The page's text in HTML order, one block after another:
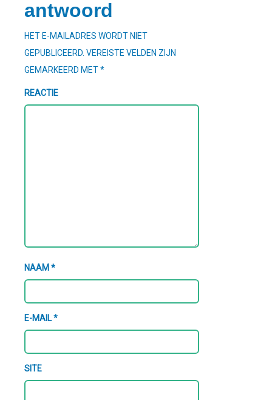
antwoord
HET E-MAILADRES WORDT NIET
GEPUBLICEERD. VEREISTE VELDEN ZIJN
GEMARKEERD MET*
REACTIE
NAAM *
E-MAIL*
SITE